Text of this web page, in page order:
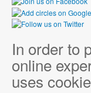
In order to
online
uses